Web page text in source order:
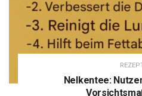
Nelkentee: